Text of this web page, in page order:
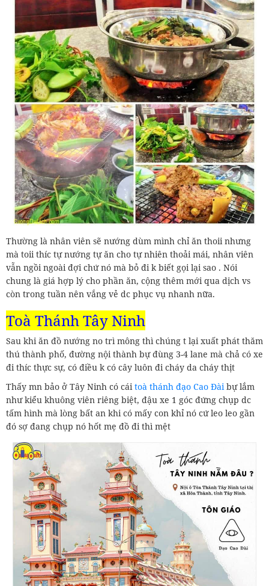
Thường là nhân viên sẽ nướng dùm mình chỉ ăn thoii nhưng
mà toii thíc tự nướng tự ăn cho tự nhiên thoải mái, nhân viên
vẫn ngồi ngoài đợi chứ nó mà bỏ đi k biết gọi lại sao . Nói
chung là giá hợp lý cho phần ăn, cộng thêm mới qua dịch vs
còn trong tuần nên vắng vẻ dc phục vụ nhanh nữa.
Toà Thánh Tây Ninh
Sau khi ăn đồ nướng no trì mông thì chúng t lại xuất phát thăm
thú thành phố, đường nội thành bự đùng 3-4 lane mà chả có xe
đi thíc thực sự, có điều k có cây luôn đi cháy da cháy thịt
Thấy mn bảo ở Tây Ninh có cái toà thánh đạo Cao Đài bự lắm
như kiểu khuông viên riêng biệt, đậu xe 1 góc đứng chụp dc
tấm hình mà lòng bất an khi có mấy con khỉ nó cứ leo leo gần
đó sợ đang chụp nó hốt mẹ đồ đi thì mệt